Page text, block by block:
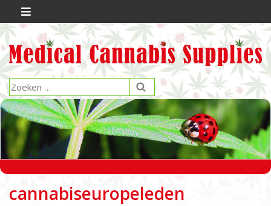
cannabiseuropeleden